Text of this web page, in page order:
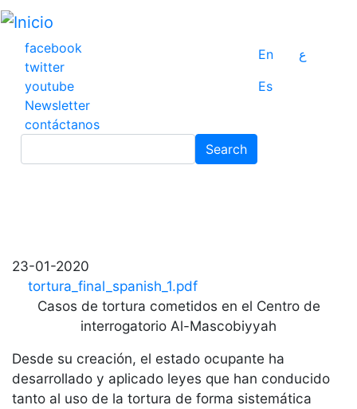
Pasar
contenido
principal
facebook
twitter
youtube
Newsletter
contáctanos
En
ع
Es
Search
23-01-2020
tortura_final_spanish_1.pdf
Casos de tortura cometidos en el Centro de
interrogatorio Al-Mascobiyyah
Desde su creación, el estado ocupante ha
desarrollado y aplicado leyes que han conducido
tanto al uso de la tortura de forma sistemática